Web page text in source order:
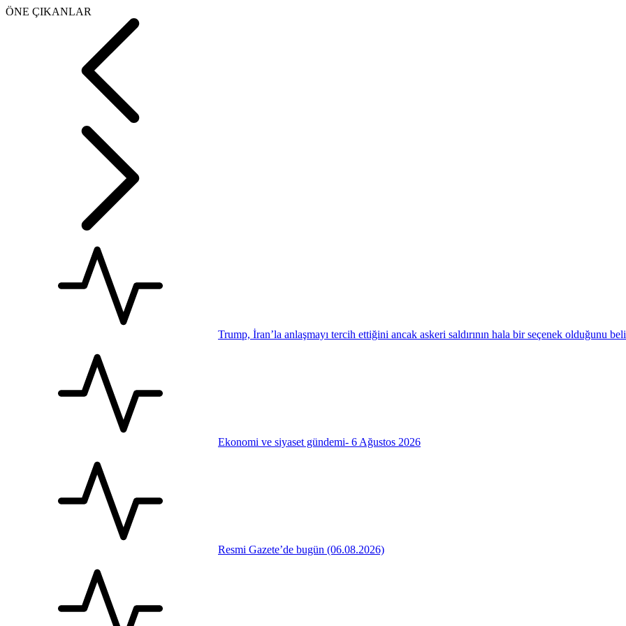
ÖNE ÇIKANLAR
Trump, İran’la anlaşmayı tercih ettiğini ancak askeri saldırının hala bir seçenek olduğunu
Ekonomi ve siyaset gündemi- 6 Ağustos 2026
Resmi Gazete’de bugün (06.08.2026)